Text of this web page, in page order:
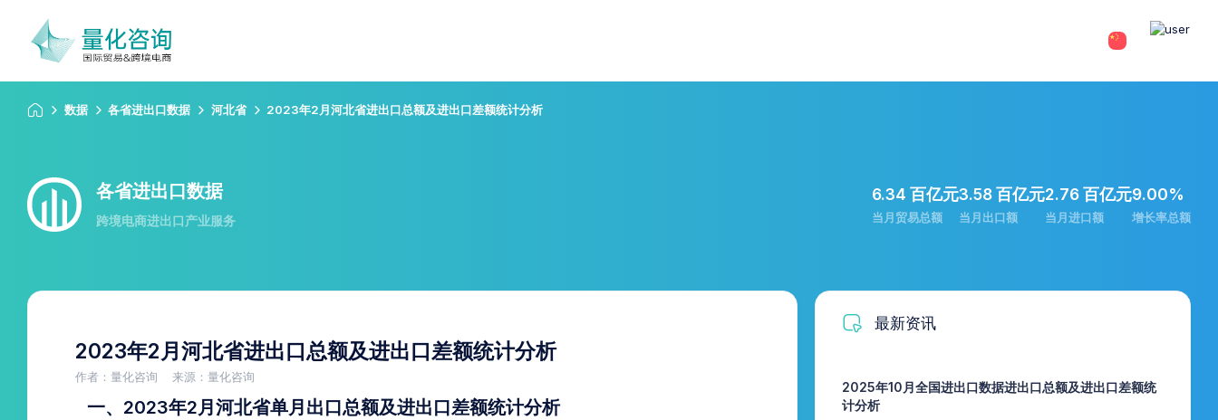
数据 各省进出口数据 河北省 2023年2月河北省进出口总额及进出口差额统计分析
各省进出口数据
跨境电商进出口产业服务
6.34 百亿元
当月贸易总额
3.58 百亿元
当月出口额
2.76 百亿元
当月进口额
9.00%
增长率总额
2023年2月河北省进出口总额及进出口差额统计分析
作者：量化咨询 来源：量化咨询
一、2023年2月河北省单月出口总额及进出口差额统计分析
最新资讯
2025年10月全国进出口数据进出口总额及进出口差额统
计分析